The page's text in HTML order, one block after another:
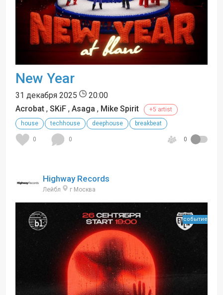
New Year
31 декабря 2025
20:00
Acrobat , SKiF , Asaga , Mike Spirit
+5 artist
house
techhouse deephouse breakbeat
0 0 0
Highway Records
Лейбл г Москва
событие